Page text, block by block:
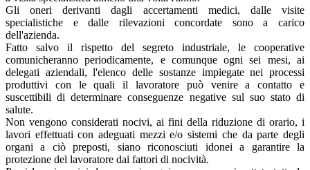
Gli oneri derivanti dagli accertamenti medici, dalle visite
specialistiche e dalle rilevazioni concordate sono a carico
dell'azienda.
Fatto salvo il rispetto del segreto industriale, le cooperative
comunicheranno periodicamente, e comunque ogni sei mesi, ai
delegati aziendali, l'elenco delle sostanze impiegate nei processi
produttivi con le quali il lavoratore può venire a contatto e
suscettibili di determinare conseguenze negative sul suo stato di
salute.
Non vengono considerati nocivi, ai fini della riduzione di orario, i
lavori effettuati con adeguati mezzi e/o sistemi che da parte degli
organi a ciò preposti, siano riconosciuti idonei a garantire la
protezione del lavoratore dai fattori di nocività.